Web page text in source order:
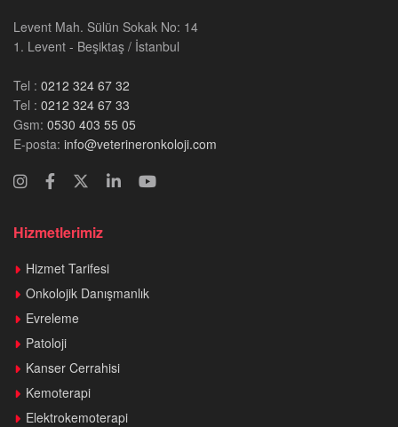
Levent Mah. Sülün Sokak No: 14
1. Levent - Beşiktaş / İstanbul
Tel : 0212 324 67 32
Tel : 0212 324 67 33
Gsm: 0530 403 55 05
E-posta: info@veterineronkoloji.com
Hizmetlerimiz
Hizmet Tarifesi
Onkolojik Danışmanlık
Evreleme
Patoloji
Kanser Cerrahisi
Kemoterapi
Elektrokemoterapi